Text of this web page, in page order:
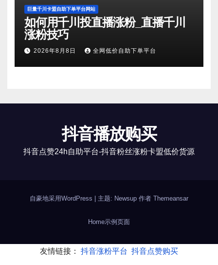
巨量千川卡盟自助下单平台网站
如何用千川投直播涨粉_直播千川
涨粉技巧
2026年8月8日 全网低价自助下单平台
抖音播放购买
抖音点赞24h自助平台-抖音粉丝涨粉卡盟低价货源
自豪地采用WordPress 主题: Newsup 作者 Themeansar
Home示例页面
友情链接： 抖音涨粉平台 抖音点赞购买